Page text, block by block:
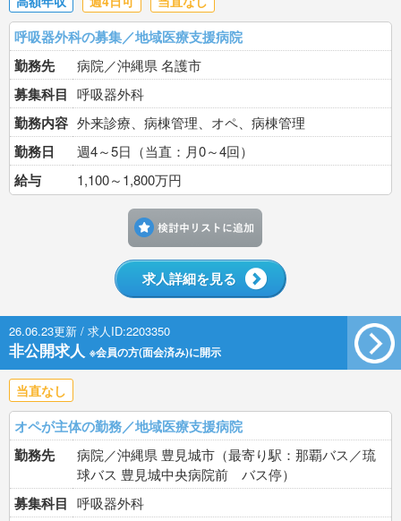
呼吸器外科の募集／地域医療支援病院
勤務先
病院／沖縄県 名護市
募集科目 呼吸器外科
勤務内容 外来診療、病棟管理、オペ、病棟管理
勤務日 週4～5日（当直：月0～4回）
給与 1,100～1,800万円
求人詳細を見る
26.06.23更新 / 求人ID:2203350
非公開求人 ※会員の方(面会済み)に開示
当直なし
オペが主体の勤務／地域医療支援病院
勤務先
病院／沖縄県 豊見城市（最寄り駅：那覇バス／琉
球バス 豊見城中央病院前 バス停）
募集科目 呼吸器外科